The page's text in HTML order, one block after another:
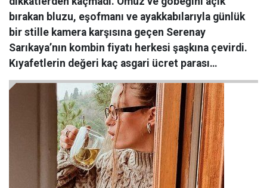
bırakan bluzu, eşofmanı ve ayakkabılarıyla günlük
bir stille kamera karşısına geçen Serenay
Sarıkaya’nın kombin fiyatı herkesi şaşkına çevirdi.
Kıyafetlerin değeri kaç asgari ücret parası…